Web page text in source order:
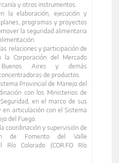
y otros instrumentos.
la elaboración, ejecución y
programas y proyectos
la seguridad alimentaria
relaciones y participación de
la Corporación del Mercado
Aires y demás
de productos.
Provincial de Manejo del
con los Ministerios de
en el marco de sus
en articulación con el Sistema
del Fuego.
coordinación y supervisión de
de Fomento del Valle
Río Colorado (COR.FO Río